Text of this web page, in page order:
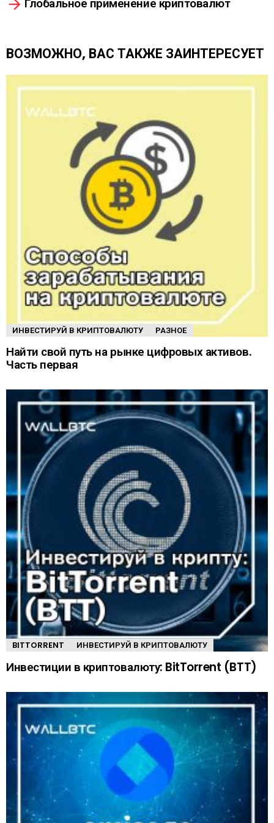
е
е
щ
е
ВОЗМОЖНО, ВАС ТАКЖЕ ЗАИНТЕРЕСУЕТ
ИНВЕСТИРУЙ В КРИПТОВАЛЮТУ РАЗНОЕ
Найти свой путь на рынке цифровых активов.
Часть первая
BITTORRENT ИНВЕСТИРУЙ В КРИПТОВАЛЮТУ
Инвестиции в криптовалюту: BitTorrent (BTT)